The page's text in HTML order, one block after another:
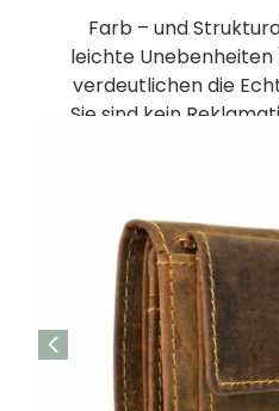
Farb – und
leichte Unebenheiten
verdeutlichen die
Sie sind kein